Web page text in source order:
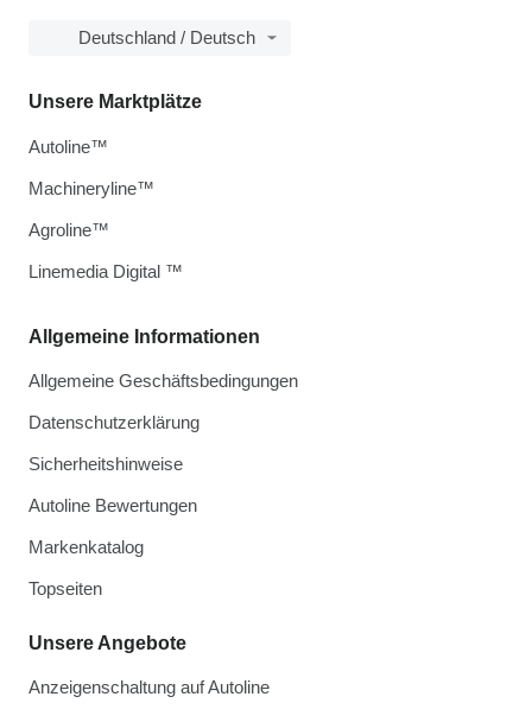
Deutschland / Deutsch
Allgemeine Informationen
Allgemeine Geschäftsbedingungen
Datenschutzerklärung
Sicherheitshinweise
Autoline Bewertungen
Markenkatalog
Topseiten
Unsere Angebote
Anzeigenschaltung auf Autoline
Unsere Marktplätze
Autoline™
Machineryline™
Agroline™
Linemedia Digital ™